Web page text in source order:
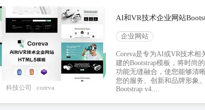
科技公司 coreva
AI和VR技术企业网站
企业网站
Coreva是专为AI或VR技术相
建的Bootstrap模板，将时尚
功能无缝融合，使您能够清
您的服务、创新和品牌形象
Bootstrap v4....